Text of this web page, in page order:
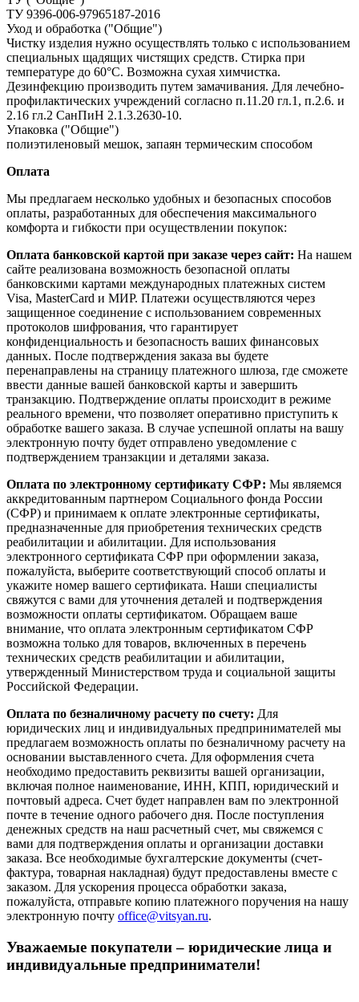
ТУ 9396-006-97965187-2016
Уход и обработка ("Общие")
Чистку изделия нужно осуществлять только с использованием
специальных щадящих чистящих средств. Стирка при
температуре до 60°С. Возможна сухая химчистка.
Дезинфекцию производить путем замачивания. Для лечебно-
профилактических учреждений согласно п.11.20 гл.1, п.2.6. и
2.16 гл.2 СанПиН 2.1.3.2630-10.
Упаковка ("Общие")
полиэтиленовый мешок, запаян термическим способом
Оплата
Мы предлагаем несколько удобных и безопасных способов
оплаты, разработанных для обеспечения максимального
комфорта и гибкости при осуществлении покупок:
Оплата банковской картой при заказе через сайт: На нашем
сайте реализована возможность безопасной оплаты
банковскими картами международных платежных систем
Visa, MasterCard и МИР. Платежи осуществляются через
защищенное соединение с использованием современных
протоколов шифрования, что гарантирует
конфиденциальность и безопасность ваших финансовых
данных. После подтверждения заказа вы будете
перенаправлены на страницу платежного шлюза, где сможете
ввести данные вашей банковской карты и завершить
транзакцию. Подтверждение оплаты происходит в режиме
реального времени, что позволяет оперативно приступить к
обработке вашего заказа. В случае успешной оплаты на вашу
электронную почту будет отправлено уведомление с
подтверждением транзакции и деталями заказа.
Оплата по электронному сертификату СФР: Мы являемся
аккредитованным партнером Социального фонда России
(СФР) и принимаем к оплате электронные сертификаты,
предназначенные для приобретения технических средств
реабилитации и абилитации. Для использования
электронного сертификата СФР при оформлении заказа,
пожалуйста, выберите соответствующий способ оплаты и
укажите номер вашего сертификата. Наши специалисты
свяжутся с вами для уточнения деталей и подтверждения
возможности оплаты сертификатом. Обращаем ваше
внимание, что оплата электронным сертификатом СФР
возможна только для товаров, включенных в перечень
технических средств реабилитации и абилитации,
утвержденный Министерством труда и социальной защиты
Российской Федерации.
Оплата по безналичному расчету по счету: Для
юридических лиц и индивидуальных предпринимателей мы
предлагаем возможность оплаты по безналичному расчету на
основании выставленного счета. Для оформления счета
необходимо предоставить реквизиты вашей организации,
включая полное наименование, ИНН, КПП, юридический и
почтовый адреса. Счет будет направлен вам по электронной
почте в течение одного рабочего дня. После поступления
денежных средств на наш расчетный счет, мы свяжемся с
вами для подтверждения оплаты и организации доставки
заказа. Все необходимые бухгалтерские документы (счет-
фактура, товарная накладная) будут предоставлены вместе с
заказом. Для ускорения процесса обработки заказа,
пожалуйста, отправьте копию платежного поручения на нашу
электронную почту office@vitsyan.ru.
Уважаемые покупатели – юридические лица и
индивидуальные предприниматели!